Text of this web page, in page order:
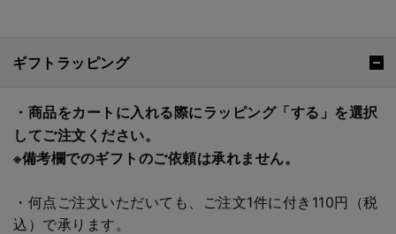
ギフトラッピング
・商品をカートに入れる際にラッピング「する」を選択
してご注文ください。
※備考欄でのギフトのご依頼は承れません。
・何点ご注文いただいても、ご注文1件に付き110円（税
込）で承ります。